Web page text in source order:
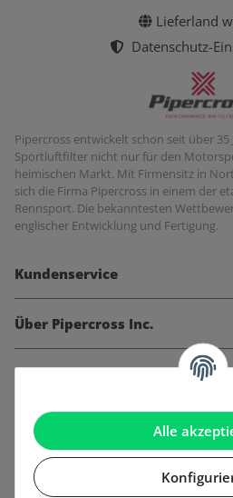
Alle
Lieferland
Datenschutz-
Pipercross entwickelt schon seit über
Sportluftfilter nicht nur für den
heimischen Markt. Mit Firmensitz in
sich die Firma Pipercross in einem der
Rennsport. Die bekanntesten
englischer Entwicklung und Fertigung.
Kundenservice
Über Pipercross Inc.
Informationen
Gesetzliche Informationen